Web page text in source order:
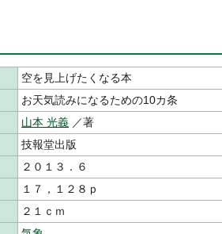
空を見上げたくなる本
お天気読みになるための10カ条
山本 光義 ／著
技報堂出版
２０１３．６
１７，１２８ｐ
２１ｃｍ